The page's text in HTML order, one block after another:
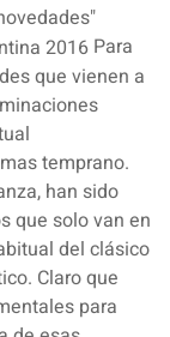
Para
que vienen a
temprano.
han sido
que solo van en
del clásico
Claro que
para